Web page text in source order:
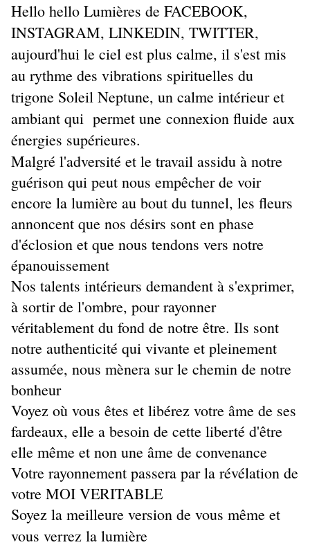
Hello hello Lumières de FACEBOOK,
INSTAGRAM, LINKEDIN, TWITTER,
aujourd'hui le ciel est plus calme, il s'est mis
au rythme des vibrations spirituelles du
trigone Soleil Neptune, un calme intérieur et
ambiant qui permet une connexion fluide aux
énergies supérieures.
Malgré l'adversité et le travail assidu à notre
guérison qui peut nous empêcher de voir
encore la lumière au bout du tunnel, les fleurs
annoncent que nos désirs sont en phase
d'éclosion et que nous tendons vers notre
épanouissement
Nos talents intérieurs demandent à s'exprimer,
à sortir de l'ombre, pour rayonner
véritablement du fond de notre être. Ils sont
notre authenticité qui vivante et pleinement
assumée, nous mènera sur le chemin de notre
bonheur
Voyez où vous êtes et libérez votre âme de ses
fardeaux, elle a besoin de cette liberté d'être
elle même et non une âme de convenance
Votre rayonnement passera par la révélation de
votre MOI VERITABLE
Soyez la meilleure version de vous même et
vous verrez la lumière